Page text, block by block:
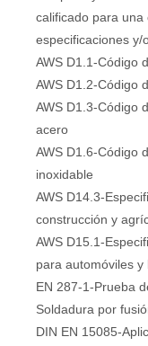
calificado para
especificaciones y/
AWS D1.1-Código
AWS D1.2-Código
AWS D1.3-Código
acero
AWS D1.6-Código
inoxidable
AWS D14.3-
construcción y
AWS D15.1-
para automóviles y
EN 287-1-Prueba
Soldadura por
DIN EN 15085-